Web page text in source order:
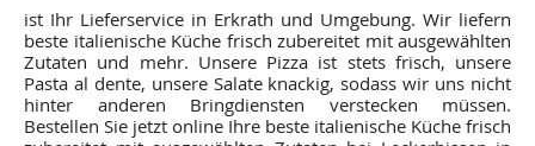
ist Ihr Lieferservice in Erkrath und Umgebung. Wir liefern
beste italienische Küche frisch zubereitet mit ausgewählten
Zutaten und mehr. Unsere Pizza ist stets frisch, unsere
Pasta al dente, unsere Salate knackig, sodass wir uns nicht
hinter anderen Bringdiensten verstecken müssen.
Bestellen Sie jetzt online Ihre beste italienische Küche frisch